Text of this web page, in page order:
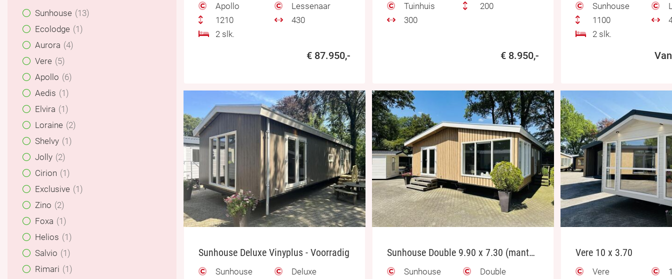
Sunhouse 13
Ecolodge 1
Aurora 4
Vere 5
Apollo
6
Aedis
1
Elvira
1
Loraine 2
Shelvy 1
Jolly 2
Cirion
1
Exclusive 1
Zino
2
Foxa
1
Helios
1
Salvio
1
Rimari
1
Apollo
Lessenaar
1210
430
2 slk.
€ 87.950,-
Tuinhuis
200
300
€ 8.950,-
Sunhouse
1100
2 slk.
Sunhouse Deluxe Vinyplus - Voorradig
Sunhouse
Deluxe
Sunhouse Double 9.90 x 7.30 (mantelzorg)
Sunhouse
Double
Vere 10 x 3.70
Vere